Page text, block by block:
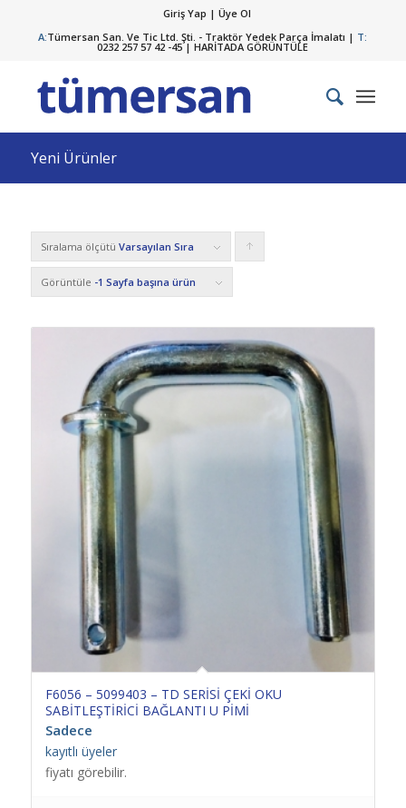
Giriş Yap | Üye Ol
A:Tümersan San. Ve Tic Ltd. Şti. - Traktör Yedek Parça İmalatı | T:
0232 257 57 42 -45 |HARİTADA GÖRÜNTÜLE
Yeni Ürünler
Sıralama ölçütü Varsayılan Sıra
sıralamak
için
tıklayın
Görüntüle -1 Sayfa başına ürün
F6056 – 5099403 – TD SERİSİ ÇEKİ OKU
SABİTLEŞTİRİCİ BAĞLANTI U PİMİ
Sadece
kayıtlı üyeler
fiyatı görebilir.